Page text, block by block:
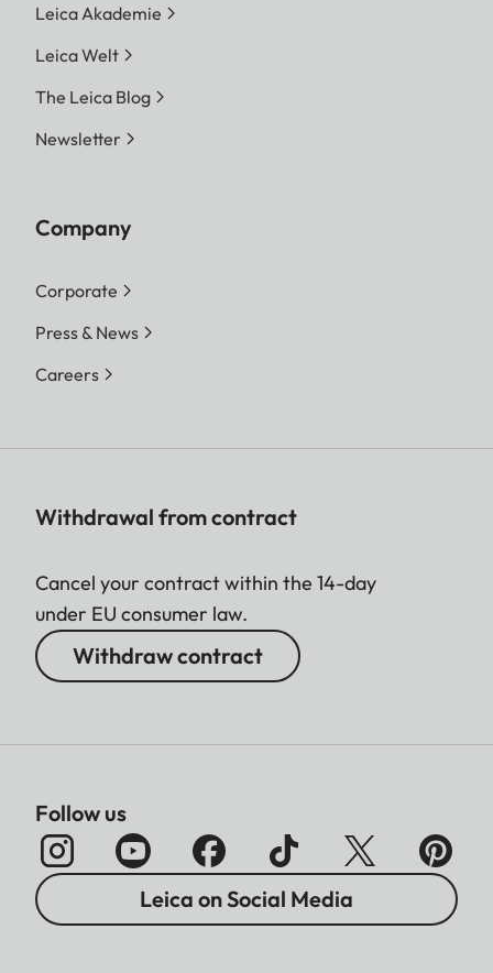
Leica Akademie
Leica Welt
The Leica Blog
Newsletter
Company
Corporate
Press & News
Careers
Withdrawal from contract
Cancel your contract within the 14-day
under EU consumer law.
Withdraw contract
Follow us
Leica on Social Media